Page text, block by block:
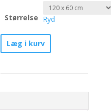
Størrelse Ryd
Lupinmarken
-
3/30
Læg i kurv